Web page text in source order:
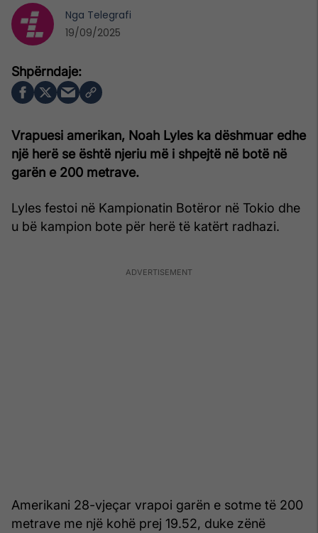
Vrapuesi amerikan, Noah Lyles ka dëshmuar edhe
një herë se është njeriu më i shpejtë në botë në
garën e 200 metrave.
Lyles festoi në Kampionatin Botëror në Tokio dhe
u bë kampion bote për herë të katërt radhazi.
Amerikani 28-vjeçar vrapoi garën e sotme të 200
metrave me një kohë prej 19.52, duke zënë
Nga Telegrafi
19/09/2025